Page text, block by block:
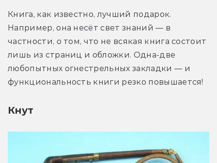
Книга, как известно, лучший подарок.
Например, она несёт свет знаний — в
частности, о том, что не всякая книга состоит
лишь из страниц и обложки. Одна-две
любопытных огнестрельных закладки — и
функциональность книги резко повышается!
Кнут